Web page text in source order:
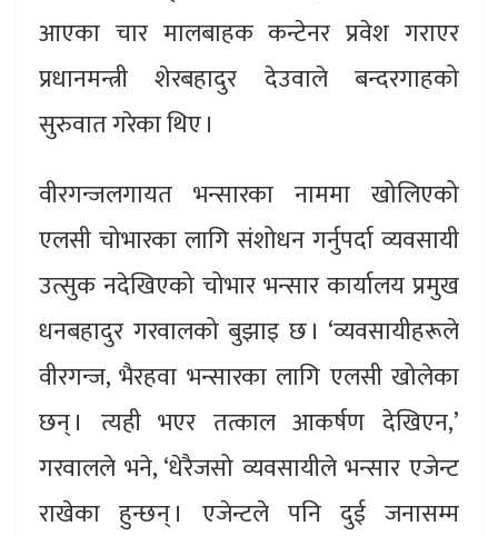
आएका चार मालबाहक कन्टेनर प्रवेश गराएर
प्रधानमन्त्री शेरबहादुर देउवाले बन्दरगाहको
सुरुवात गरेका थिए ।
वीरगन्जलगायत भन्सारका नाममा खोलिएको
एलसी चोभारका लागि संशोधन गर्नुपर्दा व्यवसायी
उत्सुक नदेखिएको चोभार भन्सार कार्यालय प्रमुख
धनबहादुर गरवालको बुझाइ छ । ‘व्यवसायीहरूले
वीरगन्ज, भैरहवा भन्सारका लागि एलसी खोलेका
छन् । त्यही भएर तत्काल आकर्षण देखिएन,’
गरवालले भने, ‘धेरैजसो व्यवसायीले भन्सार एजेन्ट
राखेका हुन्छन् । एजेन्टले पनि दुई जनासम्म